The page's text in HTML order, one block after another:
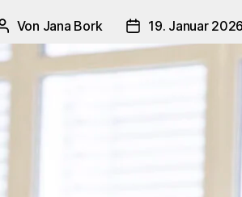
Beitragsautor
Von Jana Bork 19. Januar 2026